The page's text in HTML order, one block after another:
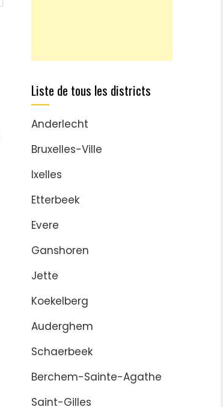
Liste de tous les districts
Anderlecht
Bruxelles-Ville
Ixelles
Etterbeek
Evere
Ganshoren
Jette
Koekelberg
Auderghem
Schaerbeek
Berchem-Sainte-Agathe
Saint-Gilles